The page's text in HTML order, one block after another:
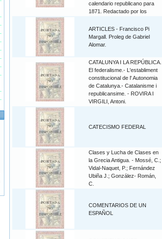
calendario republicano para
1871. Redactado por los
ARTICLES - Francisco Pi
Margall. Proleg de Gabriel
Alomar.
CATALUNYA I LA REPÚBLICA.
El federalisme.- L'establiment
constitucional de l' Autonomia
de Catalunya.- Catalanisme i
republicansime. - ROVIRA I
VIRGILI, Antoni.
CATECISMO FEDERAL
Clases y Lucha de Clases en
la Grecia Antigua. - Mossé, C.;
Vidal-Naquet, P.; Fernández
Ubiña J.; González- Román,
C.
COMENTARIOS DE UN
ESPAÑOL